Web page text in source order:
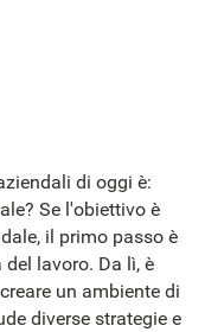
di oggi è:
Se l'obiettivo è
il primo passo è
lavoro. Da lì, è
un ambiente di
diverse strategie e